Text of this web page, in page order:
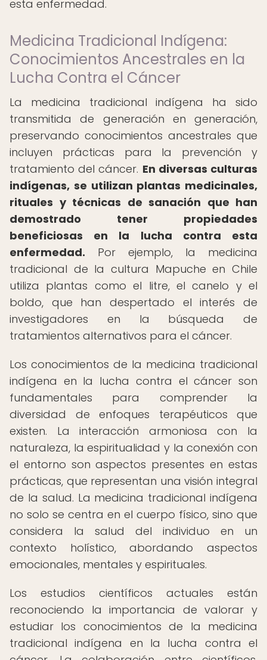
esta enfermedad.
Medicina Tradicional Indígena:
Conocimientos Ancestrales en la
Lucha Contra el Cáncer
La medicina tradicional indígena ha sido
transmitida de generación en generación,
preservando conocimientos ancestrales que
incluyen prácticas para la prevención y
tratamiento del cáncer. En diversas culturas
indígenas, se utilizan plantas medicinales,
rituales y técnicas de sanación que han
demostrado tener propiedades
beneficiosas en la lucha contra esta
enfermedad. Por ejemplo, la medicina
tradicional de la cultura Mapuche en Chile
utiliza plantas como el litre, el canelo y el
boldo, que han despertado el interés de
investigadores en la búsqueda de
tratamientos alternativos para el cáncer.
Los conocimientos de la medicina tradicional
indígena en la lucha contra el cáncer son
fundamentales para comprender la
diversidad de enfoques terapéuticos que
existen. La interacción armoniosa con la
naturaleza, la espiritualidad y la conexión con
el entorno son aspectos presentes en estas
prácticas, que representan una visión integral
de la salud. La medicina tradicional indígena
no solo se centra en el cuerpo físico, sino que
considera la salud del individuo en un
contexto holístico, abordando aspectos
emocionales, mentales y espirituales.
Los estudios científicos actuales están
reconociendo la importancia de valorar y
estudiar los conocimientos de la medicina
tradicional indígena en la lucha contra el